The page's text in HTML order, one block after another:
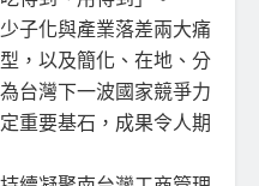
子化與產業落差兩大痛
，以及簡化、在地、分
台灣下一波國家競爭力
重要基石，成果令人期